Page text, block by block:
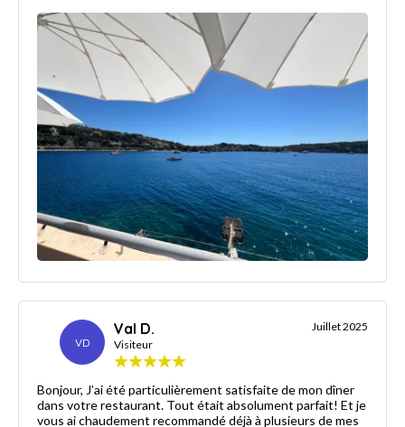
VD
Val D.
Visiteur
Juillet 2025
Bonjour, J’ai été particulièrement satisfaite de mon dîner
dans votre restaurant. Tout était absolument parfait! Et je
vous ai chaudement recommandé déjà à plusieurs de mes